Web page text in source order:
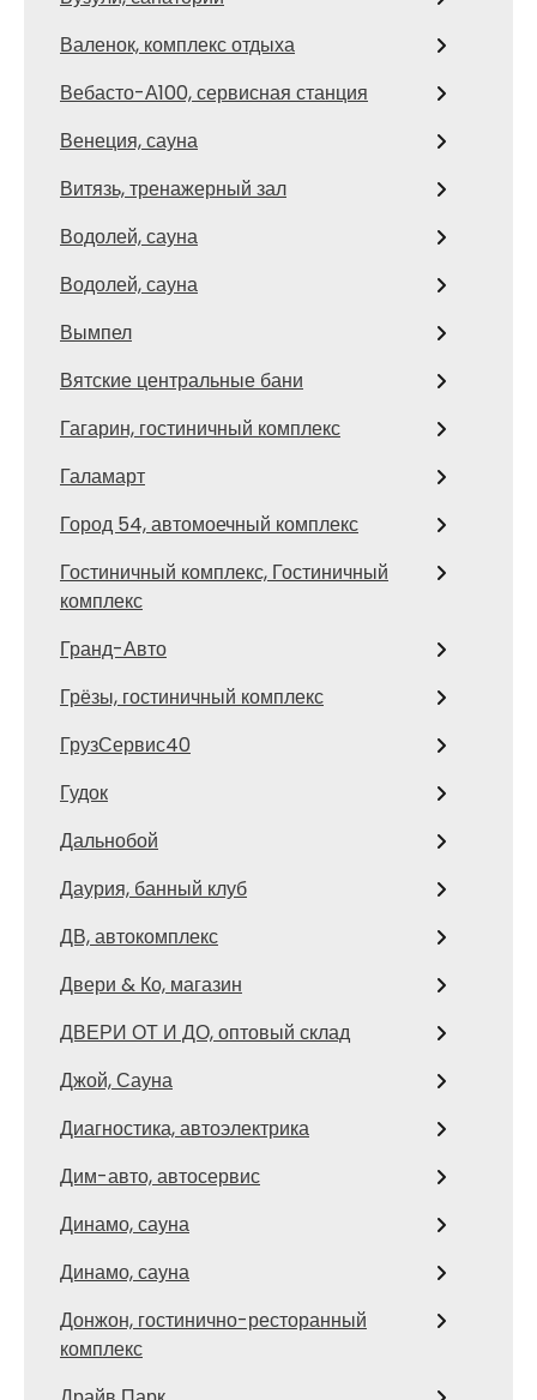
Валенок, комплекс отдыха
Вебасто-А100, сервисная станция
Венеция, сауна
Витязь, тренажерный зал
Водолей, сауна
Водолей, сауна
Вымпел
Вятские центральные бани
Гагарин, гостиничный комплекс
Галамарт
Город 54, автомоечный комплекс
Гостиничный комплекс, Гостиничный
комплекс
Гранд-Авто
Грёзы, гостиничный комплекс
ГрузСервис40
Гудок
Дальнобой
Даурия, банный клуб
ДВ, автокомплекс
Двери & Ко, магазин
ДВЕРИ ОТ И ДО, оптовый склад
Джой, Сауна
Диагностика, автоэлектрика
Дим-авто, автосервис
Динамо, сауна
Динамо, сауна
Донжон, гостинично-ресторанный
комплекс